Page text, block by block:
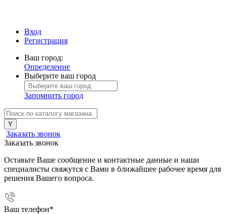
Вход
Регистрация
Ваш город:
Определение
Выберите ваш город
Запомнить город
Заказать звонок
Заказать звонок
Оставьте Ваше сообщение и контактные данные и наши
специалисты свяжутся с Вами в ближайшее рабочее время для
решения Вашего вопроса.
Ваш телефон*